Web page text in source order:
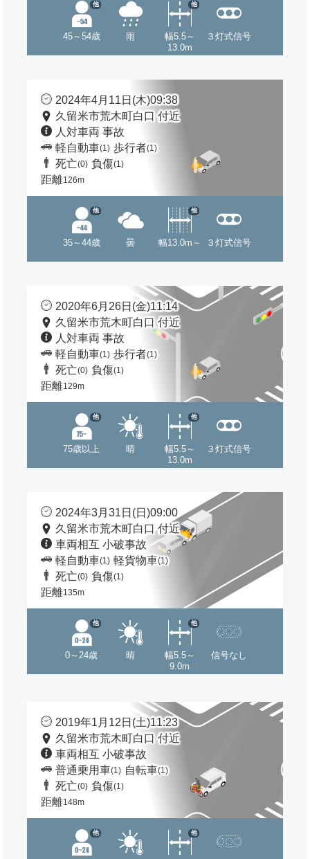
45～54歳
他
雨
幅5.5～
13.0m
他
３灯式信号
2024年4月11日(木)09:38
久留米市荒木町白口 付近
人対車両 事故
軽自動車(1) 歩行者(1)
死亡(0) 負傷(1)
距離126m
35～44歳
他
曇 幅13.0m～
他
３灯式信号
2020年6月26日(金)11:14
久留米市荒木町白口 付近
人対車両 事故
軽自動車(1) 歩行者(1)
死亡(0) 負傷(1)
距離129m
75歳以上
他
晴
幅5.5～
13.0m
他
３灯式信号
2024年3月31日(日)09:00
久留米市荒木町白口 付近
車両相互 小破事故
軽自動車(1) 軽貨物車(1)
死亡(0) 負傷(1)
距離135m
0～24歳
他
晴
幅5.5～
9.0m
他
信号なし
2019年1月12日(土)11:23
久留米市荒木町白口 付近
車両相互 小破事故
普通乗用車(1) 自転車(1)
死亡(0) 負傷(1)
距離148m
他 他